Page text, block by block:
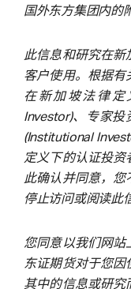
国外东方集团内的
此信息和研究在新
客户使用。根据
在新加坡法律定
Investor)、专家投
(Institutional
定义下的认证投资
此确认并同意，您
停止访问或阅读此
您同意以我们网站
东证期货对于您
其中的信息或研究